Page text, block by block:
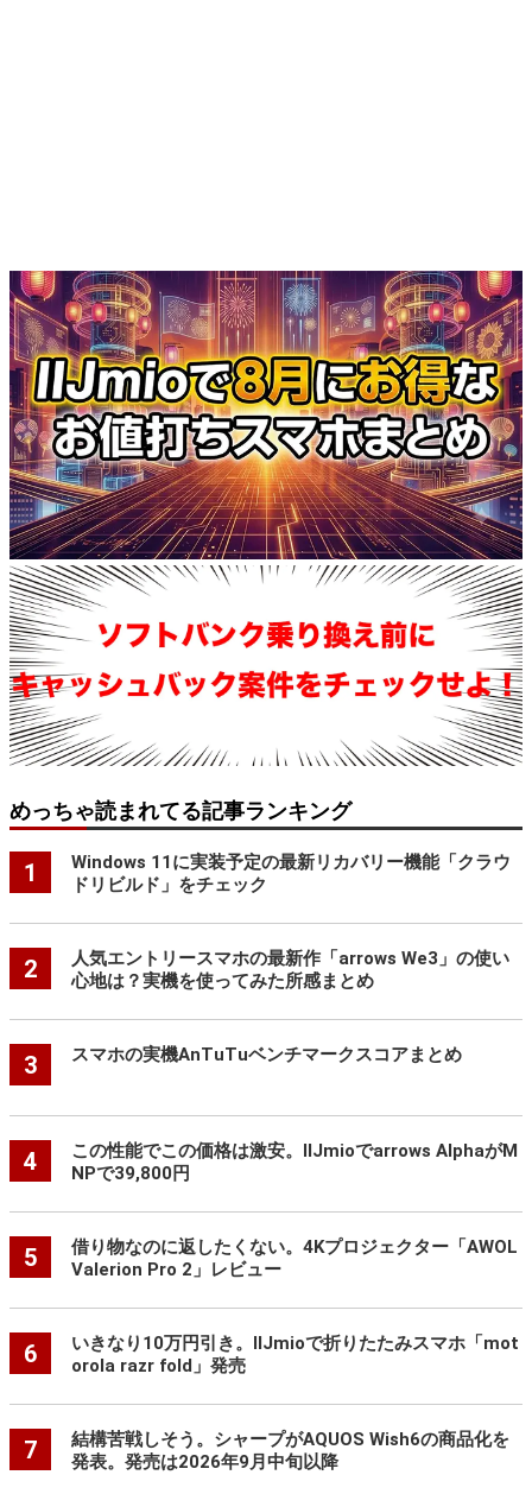
めっちゃ読まれてる記事ランキング
1
Windows 11に実装予定の最新リカバリー機能「クラウ
ドリビルド」をチェック
2
人気エントリースマホの最新作「arrows We3」の使い
心地は？実機を使ってみた所感まとめ
3 スマホの実機AnTuTuベンチマークスコアまとめ
4
この性能でこの価格は激安。IIJmioでarrows AlphaがM
NPで39,800円
5
借り物なのに返したくない。4Kプロジェクター「AWOL
Valerion Pro 2」レビュー
6
いきなり10万円引き。IIJmioで折りたたみスマホ「mot
orola razr fold」発売
7
結構苦戦しそう。シャープがAQUOS Wish6の商品化を
発表。発売は2026年9月中旬以降